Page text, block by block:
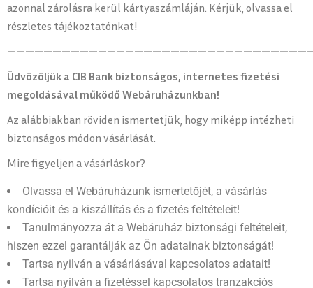
azonnal zárolásra kerül kártyaszámláján. Kérjük, olvassa el
részletes tájékoztatónkat!
Üdvözöljük a CIB Bank biztonságos, internetes fizetési
megoldásával működő Webáruházunkban!
Az alábbiakban röviden ismertetjük, hogy miképp intézheti
biztonságos módon vásárlását.
Mire figyeljen a vásárláskor?
Olvassa el Webáruházunk ismertetőjét, a vásárlás
kondícióit és a kiszállítás és a fizetés feltételeit!
Tanulmányozza át a Webáruház biztonsági feltételeit,
hiszen ezzel garantálják az Ön adatainak biztonságát!
Tartsa nyilván a vásárlásával kapcsolatos adatait!
Tartsa nyilván a fizetéssel kapcsolatos tranzakciós